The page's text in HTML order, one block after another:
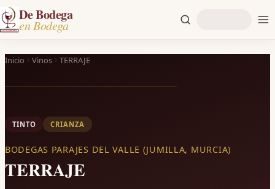
De Bodega
en Bodega
Inicio Vinos TERRAJE
TINTO CRIANZA
BODEGAS PARAJES DEL VALLE (JUMILLA, MURCIA)
TERRAJE